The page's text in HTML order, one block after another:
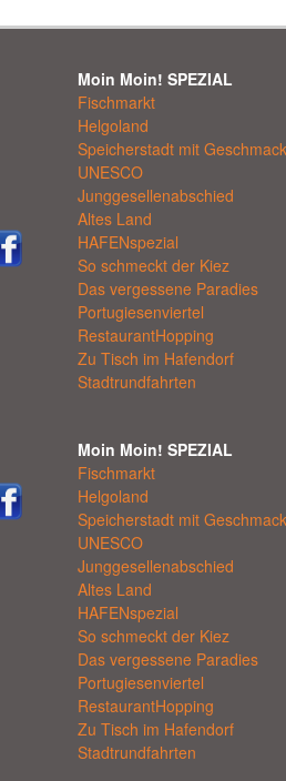
Moin Moin! SPEZIAL
Fischmarkt
Helgoland
Speicherstadt mit Geschmack
UNESCO
Junggesellenabschied
Altes Land
HAFENspezial
So schmeckt der Kiez
Das vergessene Paradies
Portugiesenviertel
RestaurantHopping
Zu Tisch im Hafendorf
Stadtrundfahrten
Moin Moin! SPEZIAL
Fischmarkt
Helgoland
Speicherstadt mit Geschmack
UNESCO
Junggesellenabschied
Altes Land
HAFENspezial
So schmeckt der Kiez
Das vergessene Paradies
Portugiesenviertel
RestaurantHopping
Zu Tisch im Hafendorf
Stadtrundfahrten